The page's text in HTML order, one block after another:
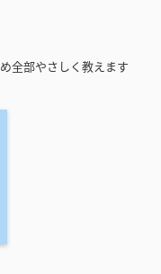
全部やさしく教えます